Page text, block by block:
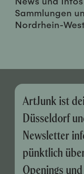
Sammlungen
Nordrhein-
ArtJunk ist
Düsseldorf
Newsletter
pünktlich
Openings